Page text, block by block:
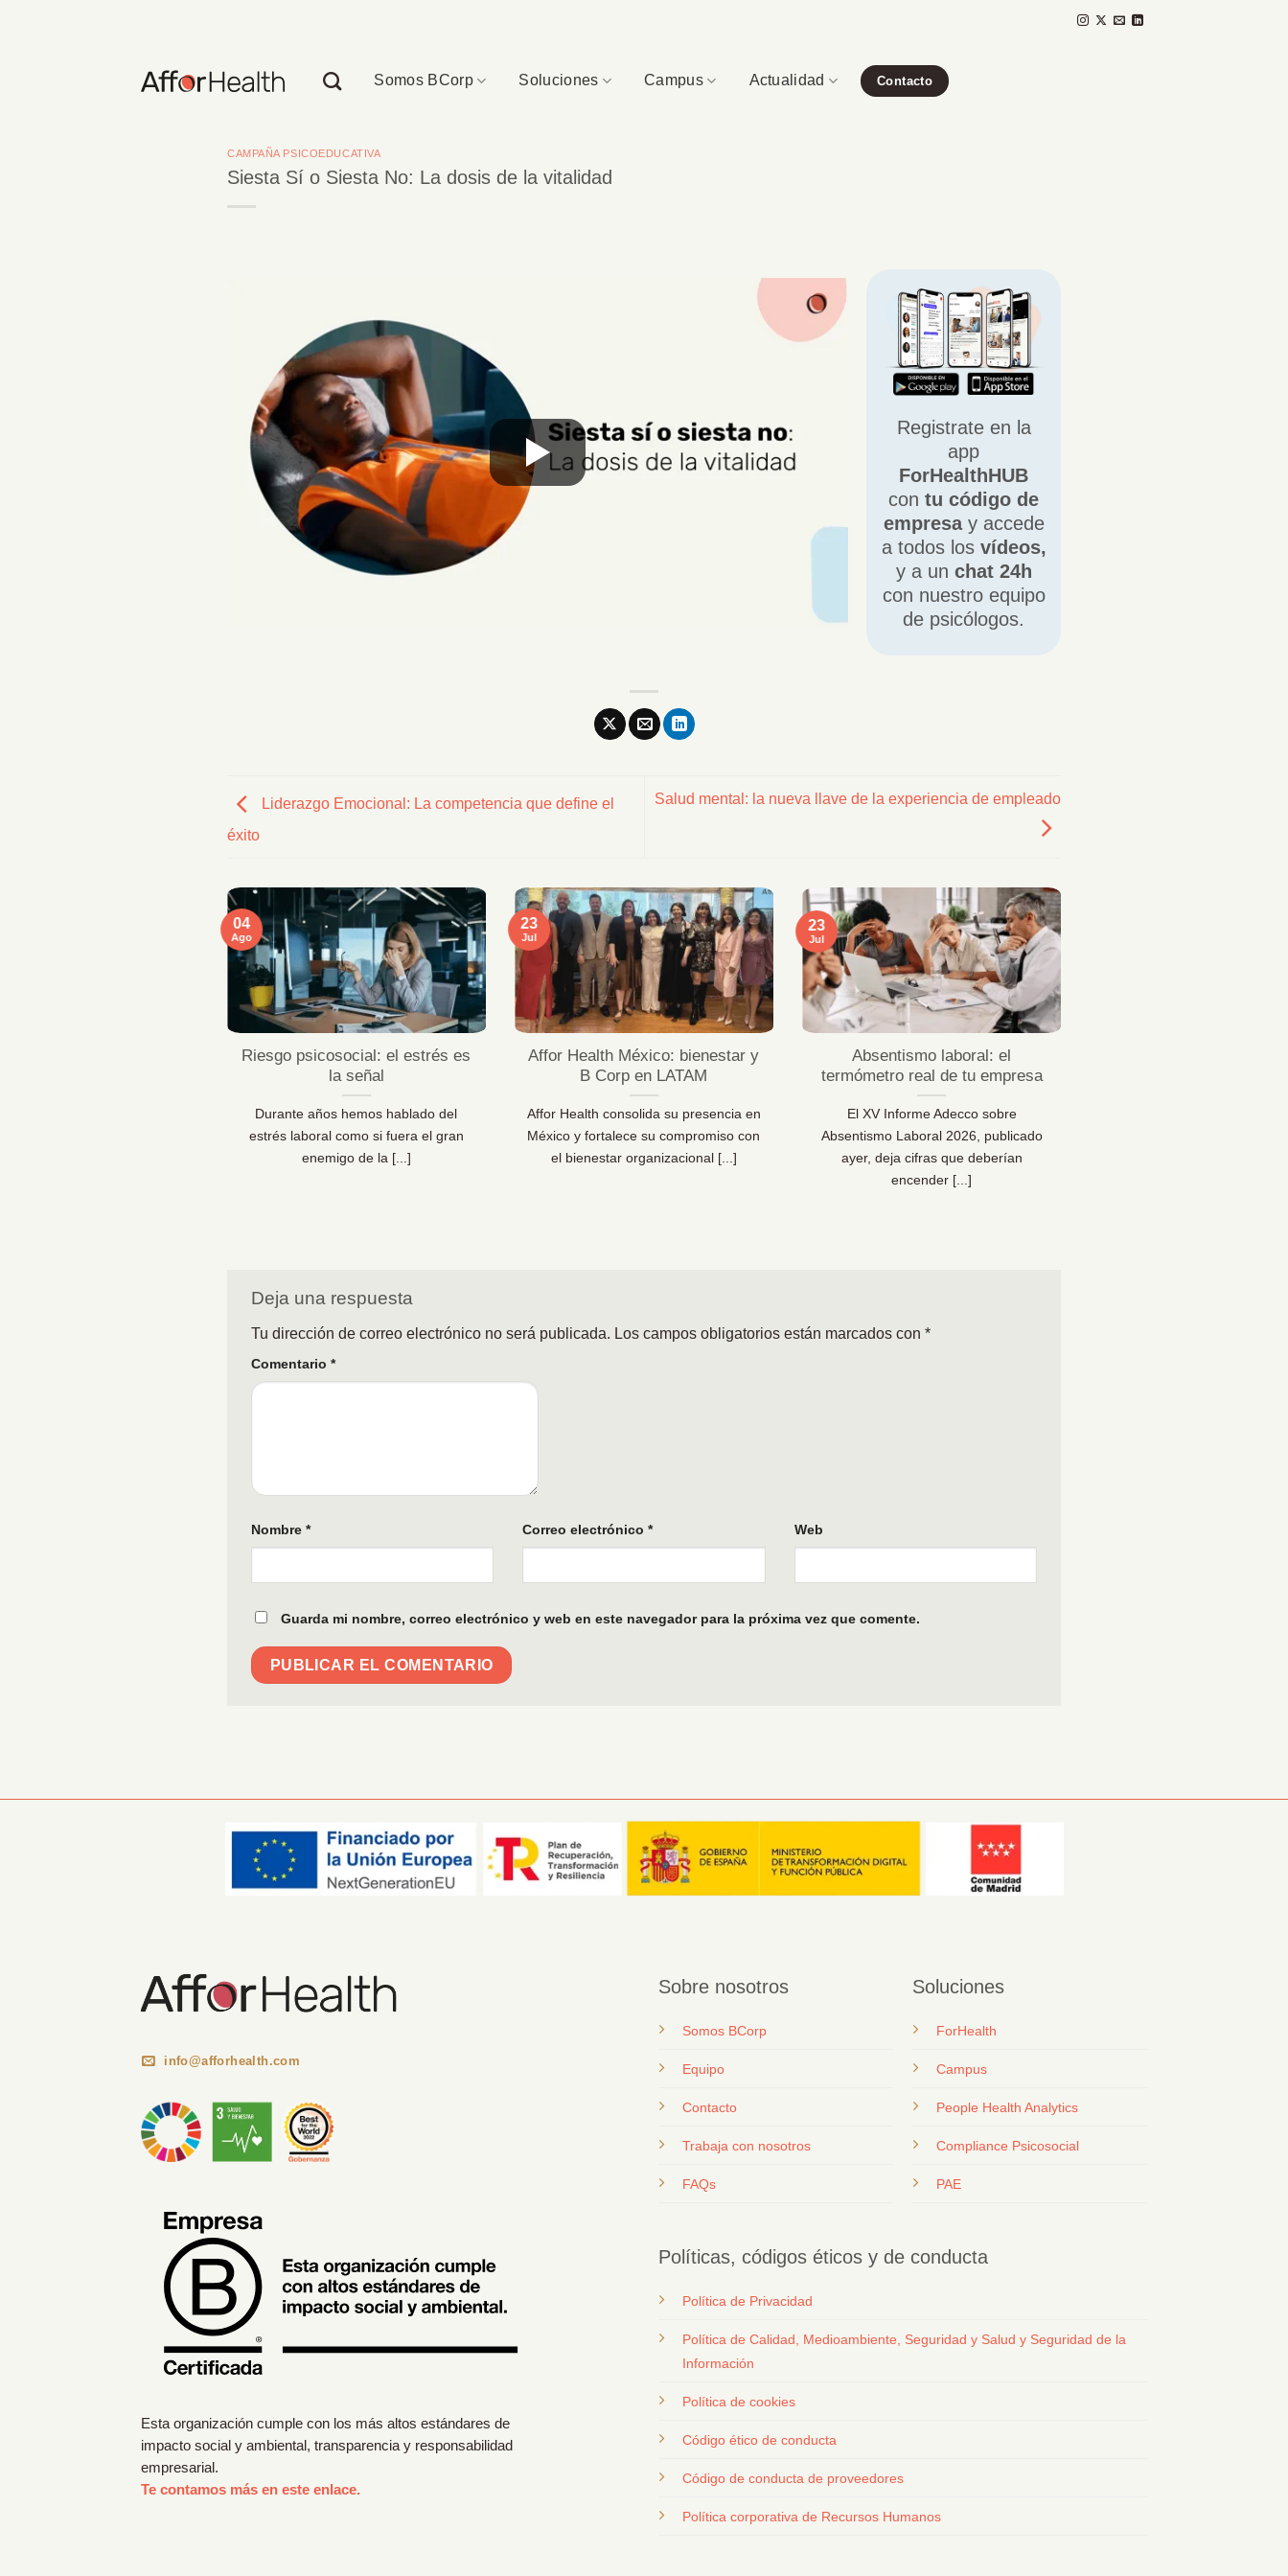
Somos BCorp
Soluciones Campus Actualidad Contacto
CAMPAÑA PSICOEDUCATIVA
Siesta Sí o Siesta No: La dosis de la vitalidad
Registrate en la
app
ForHealthHUB
contu código de
empresay accede
a todos los vídeos,
y a un chat 24h
con nuestro equipo
de psicólogos.
Liderazgo Emocional: La competencia que define el
éxito
Salud mental: la nueva llave de la experiencia de empleado
Riesgo psicosocial: el estrés es
la señal
Durante años hemos hablado del
estrés laboral como si fuera el gran
enemigo de la [...]
04
Ago
Affor Health México: bienestar y
B Corp en LATAM
Affor Health consolida su presencia en
México y fortalece su compromiso con
el bienestar organizacional [...]
23
Jul
Absentismo laboral: el
termómetro real de tu empresa
El XV Informe Adecco sobre
Absentismo Laboral 2026, publicado
ayer, deja cifras que deberían
encender [...]
23
Jul
Deja una respuesta
Tu dirección de correo electrónico no será publicada. Los campos obligatorios están marcados con *
Comentario *
Nombre * Correo electrónico* Web
Guarda mi nombre, correo electrónico y web en este navegador para la próxima vez que comente.
info@afforhealth.com
Esta organización cumple con los más altos estándares de
impacto social y ambiental, transparencia y responsabilidad
empresarial.
Te contamos más en este enlace.
Sobre nosotros
Somos BCorp
Equipo
Contacto
Trabaja con nosotros
FAQs
Soluciones
ForHealth
Campus
People Health Analytics
Compliance Psicosocial
PAE
Políticas, códigos éticos y de conducta
Política de Privacidad
Política de Calidad, Medioambiente, Seguridad y Salud y Seguridad de la
Información
Política de cookies
Código ético de conducta
Código de conducta de proveedores
Política corporativa de Recursos Humanos